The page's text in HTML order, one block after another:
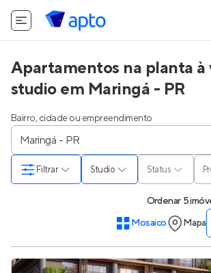
Apartamentos na planta à
studio em Maringá - PR
Bairro, cidade ou empreendimento
Studio Status
Filtrar
Ordenar 5
Mosaico
Mapa